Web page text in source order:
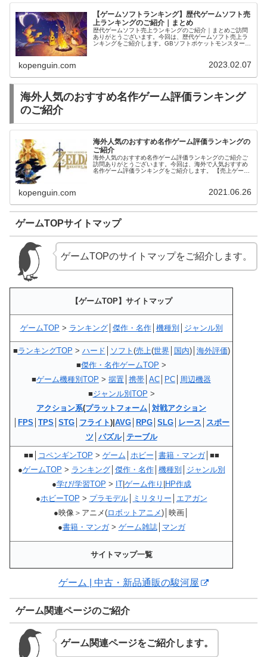
【ゲームソフトランキング】歴代ゲームソフト売
上ランキングのご紹介｜まとめ
歴代ゲームソフト売上ランキングのご紹介｜まとめご訪問
ありがとうございます。今回は、歴代ゲームソフト売上ラ
ンキングをご紹介します。GBソフトポケットモンスター
kopenguin.com 2023.02.07
海外人気のおすすめ名作ゲーム評価ランキング
のご紹介
海外人気のおすすめ名作ゲーム評価ランキングの
ご紹介
海外人気のおすすめ名作ゲーム評価ランキングのご紹介ご
訪問ありがとうございます。今回は、海外で人気おすすめ
名作ゲーム評価ランキングをご紹介します。 【売上ゲーム
kopenguin.com 2021.06.26
ゲームTOPサイトマップ
ゲームTOPのサイトマップをご紹介します。
【ゲームTOP】サイトマップ
ゲームTOP > ランキング│ 傑作・名作│ 機種別 ジャンル別
■ランキングTOP > ハード ソフト (売上(世界 国内)│ 海外評価)
■傑作・名作ゲームTOP >
■ゲーム機種別TOP > 据置 携帯 AC PC
周辺機器
■ジャンル別TOP >
アクション系(プラットフォーム 対戦アクション
FPS TPS STG フライト)| AVG RPG SLG レース
スポー
ツ パズル│ テーブル
■■│ コペンギンTOP > ゲーム ホビー 書籍・マンガ│■■
●ゲームTOP > ランキング│ 傑作・名作│ 機種別
ジャンル別
●学び/学習TOP > IT| ゲーム作り HP作成
●ホビーTOP > プラモデル│ ミリタリー
エアガン
●映像＞アニメ(ロボットアニメ)│映画│
●書籍・マンガ> ゲーム雑誌│ マンガ
サイトマップ一覧
ゲーム | 中古・新品通販の駿河屋
ゲーム関連ページのご紹介
ゲーム関連ページをご紹介します。